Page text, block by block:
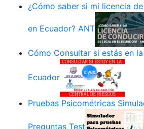
¿Cómo saber si mi licencia
en Ecuador? ANT
Cómo Consultar si estás en
Ecuador
Pruebas Psicométricas
Preguntas Test